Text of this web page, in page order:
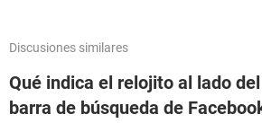
Discusiones similares
Qué indica el relojito al lado
barra de búsqueda de